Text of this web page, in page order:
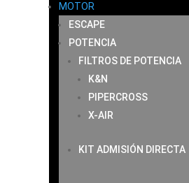
MOTOR
ESCAPE
POTENCIA
FILTROS DE POTENCIA
K&N
PIPERCROSS
X-AIR
KIT ADMISIÓN DIRECTA